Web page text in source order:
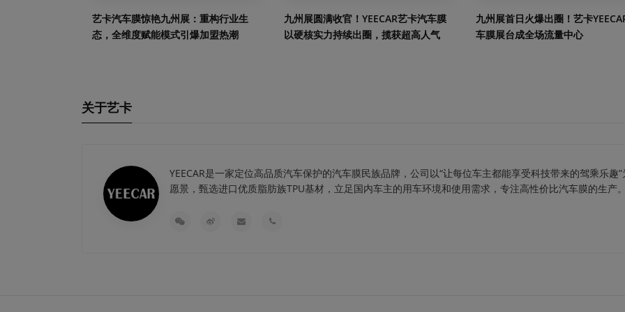
艺卡汽车膜惊艳九州展：重构行业生
态，全维度赋能模式引爆加盟热潮
九州展圆满收官！YEECAR艺卡汽车膜
以硬核实力持续出圈，揽获超高人气
九州展首日火爆出圈！艺卡
车膜展台成全场流量中心
关于艺卡
YEECAR是一家定位高品质汽车保护的汽车膜民族品牌，公司以“让每位车主都能享受科技带来的驾乘乐趣”
愿景，甄选进口优质脂肪族TPU基材，立足国内车主的用车环境和使用需求，专注高性价比汽车膜的生产。